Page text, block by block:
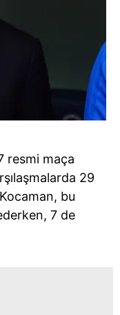
resmi maça
29
bu
7 de